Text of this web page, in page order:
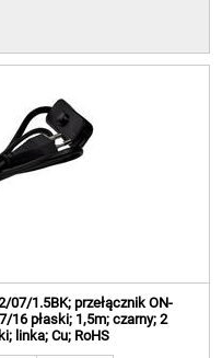
07/1.5BK; przełącznik ON-
16 płaski; 1,5m; czarny; 2
linka; Cu; RoHS